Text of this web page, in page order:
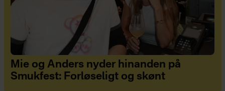
Mie og Anders nyder hinanden på
Smukfest: Forløseligt og skønt